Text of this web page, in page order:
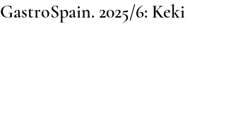
GastroSpain. 2025/6: Keki